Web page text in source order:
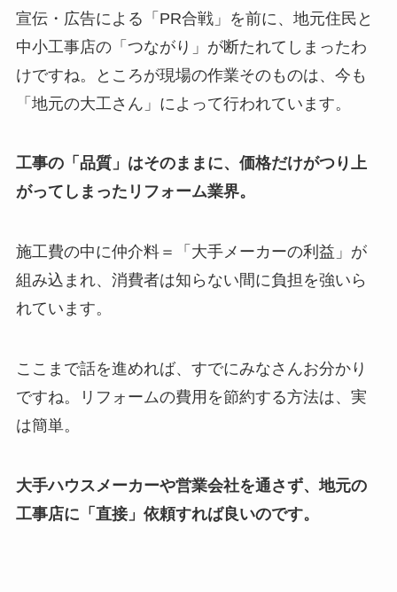
宣伝・広告による「PR合戦」を前に、地元住民と
中小工事店の「つながり」が断たれてしまったわ
けですね。ところが現場の作業そのものは、今も
「地元の大工さん」によって行われています。
工事の「品質」はそのままに、価格だけがつり上
がってしまったリフォーム業界。
施工費の中に仲介料＝「大手メーカーの利益」が
組み込まれ、消費者は知らない間に負担を強いら
れています。
ここまで話を進めれば、すでにみなさんお分かり
ですね。リフォームの費用を節約する方法は、実
は簡単。
大手ハウスメーカーや営業会社を通さず、地元の
工事店に「直接」依頼すれば良いのです。